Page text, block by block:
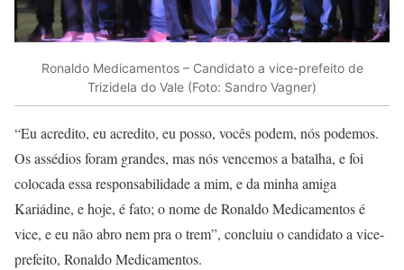
Ronaldo Medicamentos – Candidato a vice-prefeito de
Trizidela do Vale (Foto: Sandro Vagner)
“Eu acredito, eu acredito, eu posso, vocês podem, nós podemos.
Os assédios foram grandes, mas nós vencemos a batalha, e foi
colocada essa responsabilidade a mim, e da minha amiga
Kariádine, e hoje, é fato; o nome de Ronaldo Medicamentos é
vice, e eu não abro nem pra o trem”, concluiu o candidato a vice-
prefeito, Ronaldo Medicamentos.